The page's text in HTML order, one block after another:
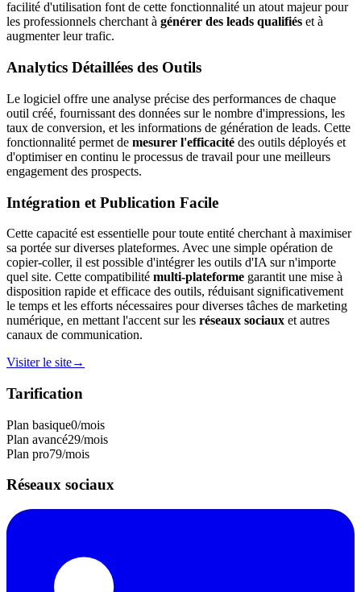
facilité d'utilisation font de cette fonctionnalité un atout majeur pour
les professionnels cherchant à générer des leads qualifiés et à
augmenter leur trafic.
Analytics Détaillées des Outils
Le logiciel offre une analyse précise des performances de chaque
outil créé, fournissant des données sur le nombre d'impressions, les
taux de conversion, et les informations de génération de leads. Cette
fonctionnalité permet de mesurer l'efficacité des outils déployés et
d'optimiser en continu le processus de travail pour une meilleurs
engagement des prospects.
Intégration et Publication Facile
Cette capacité est essentielle pour toute entité cherchant à maximiser
sa portée sur diverses plateformes. Avec une simple opération de
copier-coller, il est possible d'intégrer les outils d'IA sur n'importe
quel site. Cette compatibilité multi-plateforme garantit une mise à
disposition rapide et efficace des outils, réduisant significativement
le temps et les efforts nécessaires pour diverses tâches de marketing
numérique, en mettant l'accent sur les réseaux sociaux et autres
canaux de communication.
Visiter le site→
Tarification
Plan basique0/mois
Plan avancé29/mois
Plan pro79/mois
Réseaux sociaux